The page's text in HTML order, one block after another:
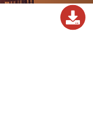
0243.824.572